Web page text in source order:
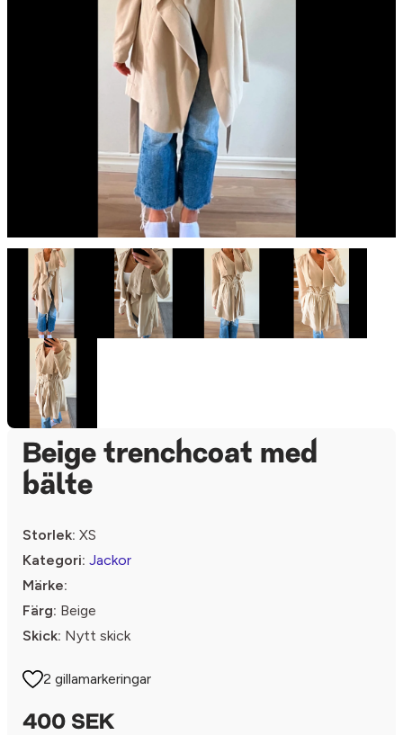
Beige trenchcoat med
bälte
Storlek: XS
Kategori: Jackor
Märke:
Färg: Beige
Skick: Nytt skick
2 gillamarkeringar
400 SEK